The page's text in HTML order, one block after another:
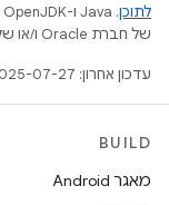
לתוכן
של חברת Oracle ו/או של השותפים העצמאיים שלה.
עדכון אחרון: 2025-07-27 (שעון UTC).
BUILD
מאגר Android